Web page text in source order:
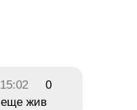
0
еще жив